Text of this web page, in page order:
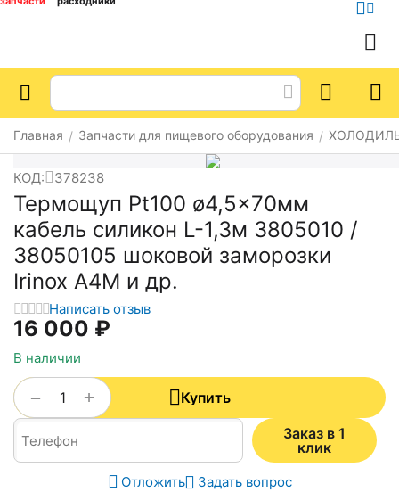
Главная / Запчасти для пищевого оборудования /
КОД: 378238
Термощуп Pt100 ø4,5x70мм
кабель силикон L-1,3м 3805010 /
38050105 шоковой заморозки
Irinox A4M и др.
Написать отзыв
16 000 ₽
В наличии
+
−
Купить
Заказ в 1
клик
Отложить Задать вопрос